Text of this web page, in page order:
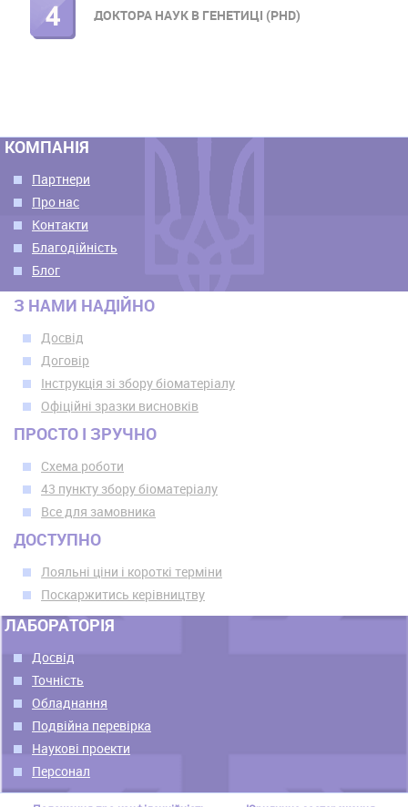
ДОКТОРА НАУК В ГЕНЕТИЦІ (PHD)
КОМПАНІЯ
Партнери
Про нас
Контакти
Благодійність
Блог
З НАМИ НАДІЙНО
Досвід
Договір
Інструкція зі збору біоматеріалу
Офіційні зразки висновків
ПРОСТО І ЗРУЧНО
Схема роботи
43 пункту збору біоматеріалу
Все для замовника
ДОСТУПНО
Лояльні ціни і короткі терміни
Поскаржитись керівництву
ЛАБОРАТОРІЯ
Досвід
Точність
Обладнання
Подвійна перевірка
Наукові проекти
Персонал